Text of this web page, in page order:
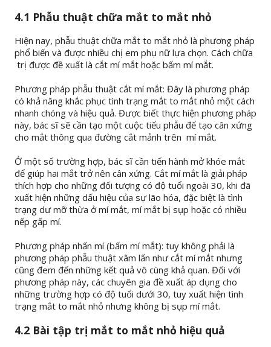
4.1 Phẫu thuật chữa mắt to mắt nhỏ
Hiện nay, phẫu thuật chữa mắt to mắt nhỏ là phương pháp
phổ biến và được nhiều chị em phụ nữ lựa chọn. Cách chữa
trị được đề xuất là cắt mí mắt hoặc bấm mí mắt.
Phương pháp phẫu thuật cắt mí mắt: Đây là phương pháp
có khả năng khắc phục tình trạng mắt to mắt nhỏ một cách
nhanh chóng và hiệu quả. Được biết thực hiện phương pháp
này, bác sĩ sẽ cần tạo một cuộc tiểu phẫu để tạo cân xứng
cho mắt thông qua đường cắt mảnh trên mí mắt.
Ở một số trường hợp, bác sĩ cần tiến hành mở khóe mắt
để giúp hai mắt trở nên cân xứng. Cắt mí mắt là giải pháp
thích hợp cho những đối tượng có độ tuổi ngoài 30, khi đã
xuất hiện những dấu hiệu của sự lão hóa, đặc biệt là tình
trạng dư mỡ thừa ở mí mắt, mí mắt bị sụp hoặc có nhiều
nếp gấp mí.
Phương pháp nhấn mí (bấm mí mắt): tuy không phải là
phương pháp phẫu thuật xâm lấn như cắt mí mắt nhưng
cũng đem đến những kết quả vô cùng khả quan. Đối với
phương pháp này, các chuyên gia đề xuất áp dụng cho
những trường hợp có độ tuổi dưới 30, tuy xuất hiện tình
trạng mắt to mắt nhỏ nhưng không bị sụp mí mắt.
4.2 Bài tập trị mắt to mắt nhỏ hiệu quả